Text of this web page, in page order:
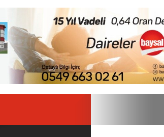
BİLİM - TEKNOLOJİ